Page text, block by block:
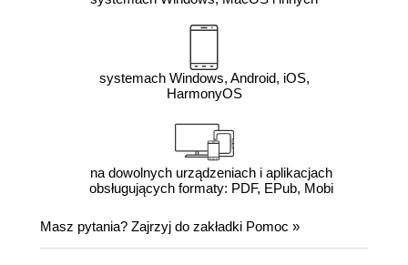
systemach Windows, Android, iOS,
HarmonyOS
na dowolnych urządzeniach i aplikacjach
obsługujących formaty: PDF, EPub, Mobi
Masz pytania? Zajrzyj do zakładki Pomoc »